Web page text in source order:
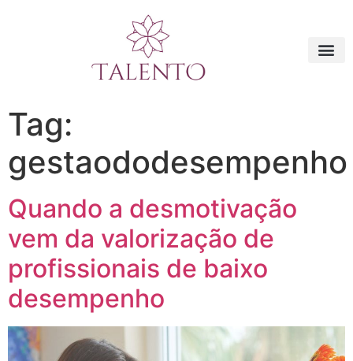
Tag:
gestaododesempenho
Quando a desmotivação
vem da valorização de
profissionais de baixo
desempenho